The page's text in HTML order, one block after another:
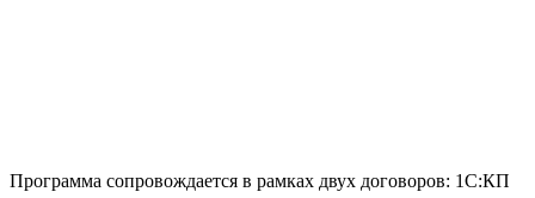
Программа сопровождается в рамках двух договоров: 1С:КП